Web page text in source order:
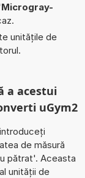
Microgray-
unitățile de
a acestui
uGym2
de măsură
pătrat'. Aceasta
unității de